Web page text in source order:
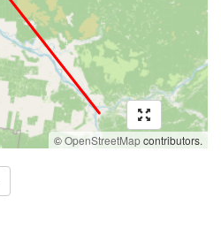
©OpenStreetMapcontributors.